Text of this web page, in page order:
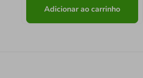
Adicionar ao carrinho